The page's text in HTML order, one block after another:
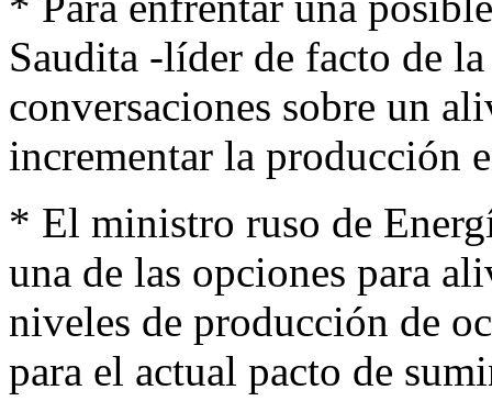
Saudita -líder de facto de
conversaciones sobre un
incrementar la producción
* El ministro ruso de
una de las opciones para
niveles de producción de
para el actual pacto de